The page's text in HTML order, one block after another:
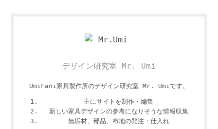
デザイン研究室 Mr. Umi
UmiFani家具製作所のデザイン研究室 Mr. Umiです。
主にサイトを制作・編集
新しい家具デザインの参考になりそうな情報収集
無垢材、部品、布地の発注・仕入れ